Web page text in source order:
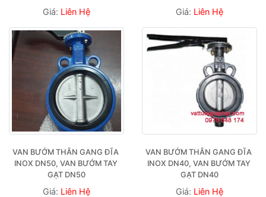
Giá: Liên Hệ Giá: Liên Hệ
VAN BƯỚM THÂN GANG ĐĨA
INOX DN50, VAN BƯỚM TAY
GẠT DN50
Giá: Liên Hệ
VAN BƯỚM THÂN GANG ĐĨA
INOX DN40, VAN BƯỚM TAY
GẠT DN40
Giá: Liên Hệ